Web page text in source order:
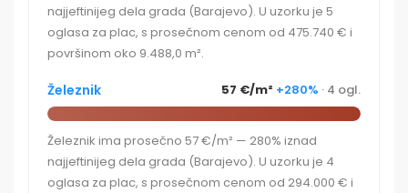
najjeftinijeg dela grada (Barajevo). U uzorku je 5
oglasa za plac, s prosečnom cenom od 475.740 € i
površinom oko 9.488,0 m².
Železnik 57 €/m² +280% · 4 ogl.
Železnik ima prosečno 57 €/m² — 280% iznad
najjeftinijeg dela grada (Barajevo). U uzorku je 4
oglasa za plac, s prosečnom cenom od 294.000 € i